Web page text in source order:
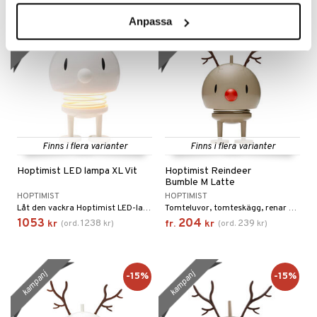
Anpassa
Finns i flera varianter
Hoptimist LED lampa XL Vit
HOPTIMIST
Låt den vackra Hoptimist LED-lampan fylla rummet med ljus, färg och mysfaktor var du än placerar den.
1053 kr (ord.1238 kr)
kampanj -15%
Finns i flera varianter
Hoptimist Reindeer
Bumble M Latte
HOPTIMIST
Tomteluvor, tomteskägg, renar och snögubbar. Glädje, värme och förväntan.
fr. 204 kr (ord. 239 kr)
kampanj
kampanj -15% kampanj -15%